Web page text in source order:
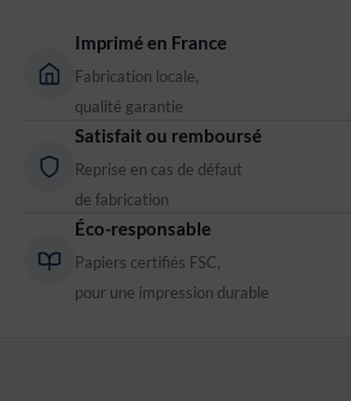
Imprimé en France
Fabrication locale,
qualité garantie
Satisfait ou remboursé
Reprise en cas de défaut
de fabrication
Éco-responsable
Papiers certifiés FSC,
pour une impression durable